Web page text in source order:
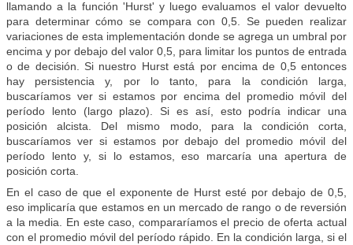
llamando a la función 'Hurst' y luego evaluamos el valor devuelto
para determinar cómo se compara con 0,5. Se pueden realizar
variaciones de esta implementación donde se agrega un umbral por
encima y por debajo del valor 0,5, para limitar los puntos de entrada
o de decisión. Si nuestro Hurst está por encima de 0,5 entonces
hay persistencia y, por lo tanto, para la condición larga,
buscaríamos ver si estamos por encima del promedio móvil del
período lento (largo plazo). Si es así, esto podría indicar una
posición alcista. Del mismo modo, para la condición corta,
buscaríamos ver si estamos por debajo del promedio móvil del
período lento y, si lo estamos, eso marcaría una apertura de
posición corta.
En el caso de que el exponente de Hurst esté por debajo de 0,5,
eso implicaría que estamos en un mercado de rango o de reversión
a la media. En este caso, compararíamos el precio de oferta actual
con el promedio móvil del período rápido. En la condición larga, si el